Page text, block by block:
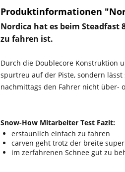
Produktinformationen
Nordica hat es beim
zu fahren ist.
Durch die Doublecore Konstruktion
spurtreu auf der Piste, sondern
nachmittags den Fahrer nicht über-
Snow-How Mitarbeiter Test Fazit:
erstaunlich einfach zu fahren
carven geht trotz der breite super
im zerfahrenen Schnee gut zu